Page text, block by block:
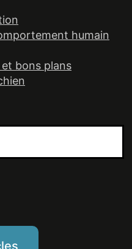
humain
bons plans